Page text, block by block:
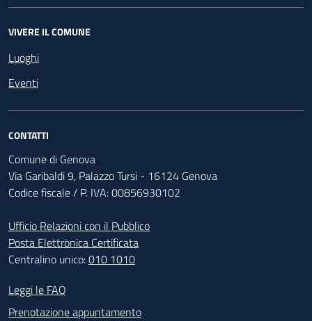
VIVERE IL COMUNE
Luoghi
Eventi
CONTATTI
Comune di Genova
Via Garibaldi 9, Palazzo Tursi - 16124 Genova
Codice fiscale / P. IVA: 00856930102
Ufficio Relazioni con il Pubblico
Posta Elettronica Certificata
Centralino unico:010 1010
Footer - Contatti
Leggi le FAQ
Prenotazione appuntamento